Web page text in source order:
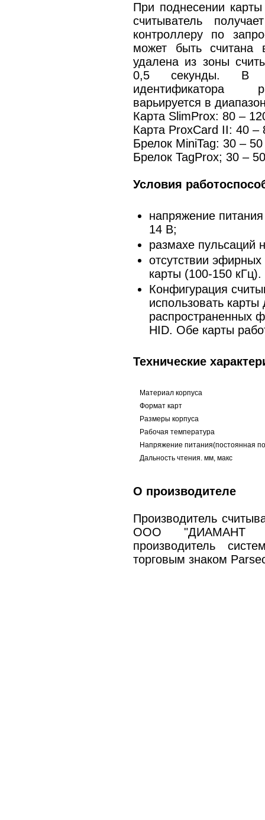
При поднесении
считыватель
контроллеру по
может быть
удалена из зоны
0,5 секунды. В
идентификатора
варьируется в
Карта SlimProx: 80 –
Карта ProxCard II: 40 –
Брелок MiniTag: 30 –
Брелок TagProx; 30 –
Условия
напряжение
14 В;
размахе пульсаций
отсутствии
карты (100-150 кГц).
Конфигурация
использовать
распространенных
HID. Обе карты
Технические
Материал корпуса
Формат карт
Размеры корпуса
Рабочая температура
Напряжение питания(постоянная
Дальность чтения. мм, макс
О производителе
Производитель
ООО "ДИАМАНТ
производитель
торговым знаком